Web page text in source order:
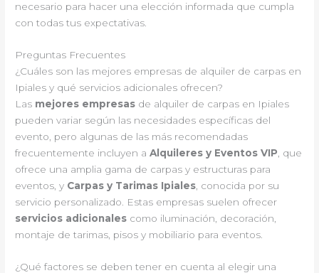
necesario para hacer una elección informada que cumpla
con todas tus expectativas.
Preguntas Frecuentes
¿Cuáles son las mejores empresas de alquiler de carpas en
Ipiales y qué servicios adicionales ofrecen?
Las mejores empresas de alquiler de carpas en Ipiales
pueden variar según las necesidades específicas del
evento, pero algunas de las más recomendadas
frecuentemente incluyen aAlquileres y Eventos VIP , que
ofrece una amplia gama de carpas y estructuras para
eventos, y Carpas y Tarimas Ipiales , conocida por su
servicio personalizado. Estas empresas suelen ofrecer
servicios adicionales como iluminación, decoración,
montaje de tarimas, pisos y mobiliario para eventos.
¿Qué factores se deben tener en cuenta al elegir una